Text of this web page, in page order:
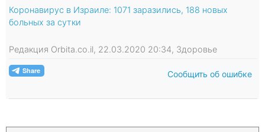
Коронавирус в Израиле: 1071 заразились, 188 новых
больных за сутки
Редакция Orbita.co.il, 22.03.2020 20:34, Здоровье
Сообщить об ошибке